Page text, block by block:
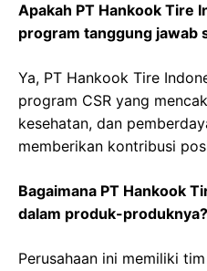
Apakah PT Hankook Tire
program tanggung jawab
Ya, PT Hankook Tire
program CSR yang
kesehatan, dan
memberikan kontribusi
Bagaimana PT Hankook
dalam produk-produknya?
Perusahaan ini memiliki